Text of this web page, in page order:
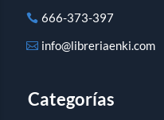
666-373-397
info@libreriaenki.com
Categorías